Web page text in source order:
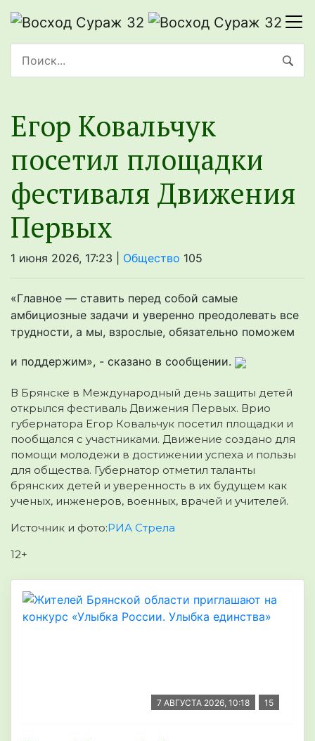
Егор Ковальчук
посетил площадки
фестиваля Движения
Первых
1 июня 2026, 17:23 | Общество 105
«Главное — ставить перед собой самые
амбициозные задачи и уверенно преодолевать все
трудности, а мы, взрослые, обязательно поможем
и поддержим», - сказано в сообщении.
В Брянске в Международный день защиты детей
открылся фестиваль Движения Первых. Врио
губернатора Егор Ковальчук посетил площадки и
пообщался с участниками. Движение создано для
помощи молодежи в достижении успеха и пользы
для общества. Губернатор отметил таланты
брянских детей и уверенность в их будущем как
ученых, инженеров, военных, врачей и учителей.
Источник и фото:РИА Стрела
12+
7 АВГУСТА 2026, 10:18 15